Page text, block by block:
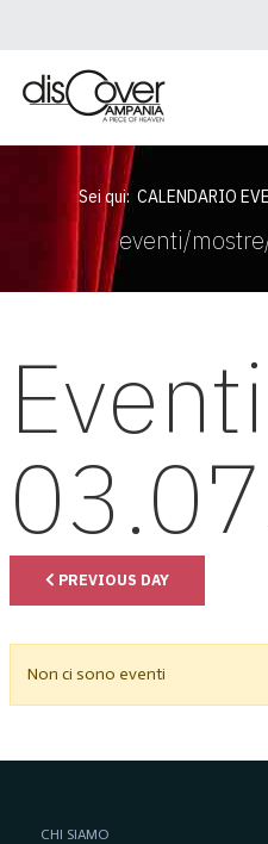
Sei qui: CALENDARIO
eventi/
PREVIOUS DAY
Non ci sono eventi
CHI SIAMO